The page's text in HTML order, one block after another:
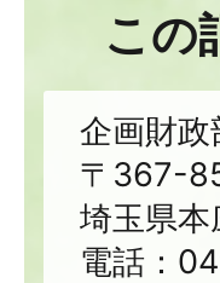
この
企画財政
〒367-
埼玉県
電話：